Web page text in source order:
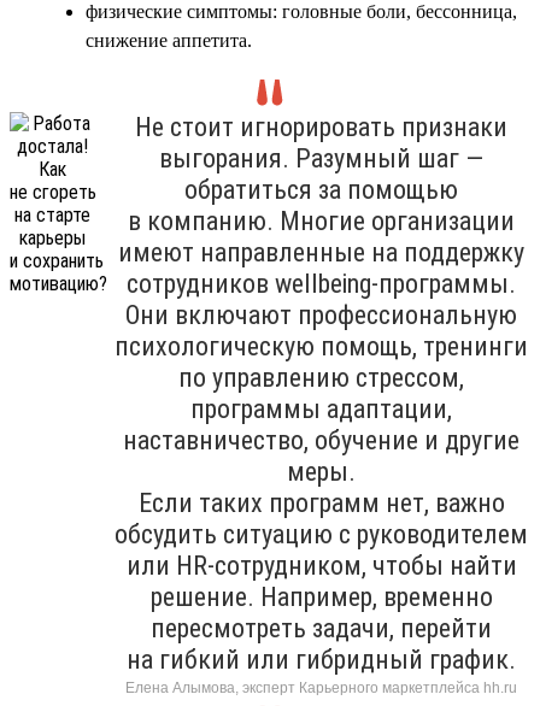
физические симптомы: головные боли, бессонница,
снижение аппетита.
Не стоит игнорировать признаки
выгорания. Разумный шаг —
обратиться за помощью
в компанию. Многие организации
имеют направленные на поддержку
сотрудников wellbeing-программы.
Они включают профессиональную
психологическую помощь, тренинги
по управлению стрессом,
программы адаптации,
наставничество, обучение и другие
меры.
Если таких программ нет, важно
обсудить ситуацию с руководителем
или HR-сотрудником, чтобы найти
решение. Например, временно
пересмотреть задачи, перейти
на гибкий или гибридный график.
Елена Алымова, эксперт Карьерного маркетплейса hh.ru